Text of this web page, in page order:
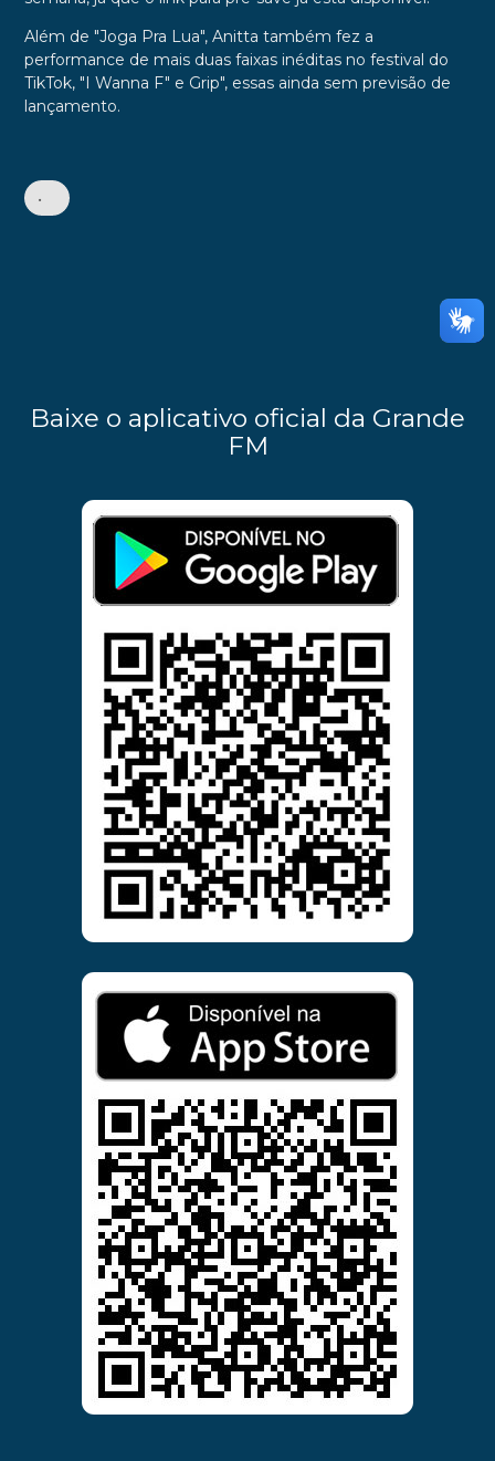
Além de "Joga Pra Lua", Anitta também fez a
performance de mais duas faixas inéditas no festival do
TikTok, "I Wanna F" e Grip", essas ainda sem previsão de
lançamento.
•
Baixe o aplicativo oficial da Grande
FM